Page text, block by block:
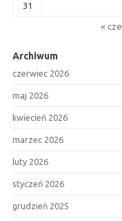
31
« cze
Archiwum
czerwiec 2026
maj 2026
kwiecień 2026
marzec 2026
luty 2026
styczeń 2026
grudzień 2025